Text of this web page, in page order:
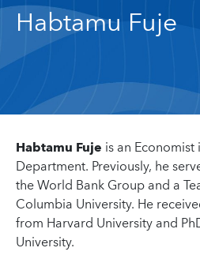
Habtamu Fuje
Habtamu Fuje is an
Department. Previously, he
the World Bank Group and a
Columbia University. He
from Harvard University and
University.